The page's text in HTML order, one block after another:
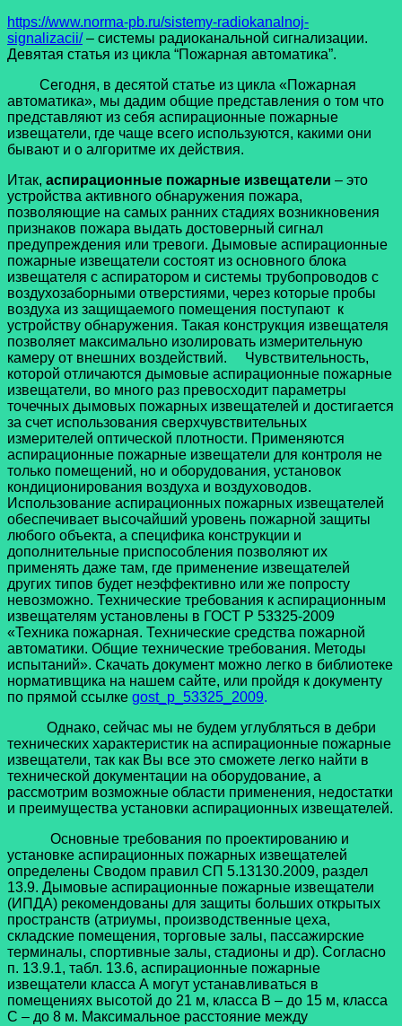
https://www.norma-pb.ru/sistemy-radiokanalnoj-
signalizacii/– системы радиоканальной сигнализации.
Девятая статья из цикла “Пожарная автоматика”.
Сегодня, в десятой статье из цикла «Пожарная
автоматика», мы дадим общие представления о том что
представляют из себя аспирационные пожарные
извещатели, где чаще всего используются, какими они
бывают и о алгоритме их действия.
Итак, аспирационные пожарные извещатели – это
устройства активного обнаружения пожара,
позволяющие на самых ранних стадиях возникновения
признаков пожара выдать достоверный сигнал
предупреждения или тревоги. Дымовые аспирационные
пожарные извещатели состоят из основного блока
извещателя с аспиратором и системы трубопроводов с
воздухозаборными отверстиями, через которые пробы
воздуха из защищаемого помещения поступают к
устройству обнаружения. Такая конструкция извещателя
позволяет максимально изолировать измерительную
камеру от внешних воздействий. Чувствительность,
которой отличаются дымовые аспирационные пожарные
извещатели, во много раз превосходит параметры
точечных дымовых пожарных извещателей и достигается
за счет использования сверхчувствительных
измерителей оптической плотности. Применяются
аспирационные пожарные извещатели для контроля не
только помещений, но и оборудования, установок
кондиционирования воздуха и воздуховодов.
Использование аспирационных пожарных извещателей
обеспечивает высочайший уровень пожарной защиты
любого объекта, а специфика конструкции и
дополнительные приспособления позволяют их
применять даже там, где применение извещателей
других типов будет неэффективно или же попросту
невозможно. Технические требования к аспирационным
извещателям установлены в ГОСТ Р 53325-2009
«Техника пожарная. Технические средства пожарной
автоматики. Общие технические требования. Методы
испытаний». Скачать документ можно легко в библиотеке
нормативщика на нашем сайте, или пройдя к документу
по прямой ссылке gost_p_53325_2009.
Однако, сейчас мы не будем углубляться в дебри
технических характеристик на аспирационные пожарные
извещатели, так как Вы все это сможете легко найти в
технической документации на оборудование, а
рассмотрим возможные области применения, недостатки
и преимущества установки аспирационных извещателей.
Основные требования по проектированию и
установке аспирационных пожарных извещателей
определены Сводом правил СП 5.13130.2009, раздел
13.9. Дымовые аспирационные пожарные извещатели
(ИПДА) рекомендованы для защиты больших открытых
пространств (атриумы, производственные цеха,
складские помещения, торговые залы, пассажирские
терминалы, спортивные залы, стадионы и др). Согласно
п. 13.9.1, табл. 13.6, аспирационные пожарные
извещатели класса А могут устанавливаться в
помещениях высотой до 21 м, класса В – до 15 м, класса
С – до 8 м. Максимальное расстояние между